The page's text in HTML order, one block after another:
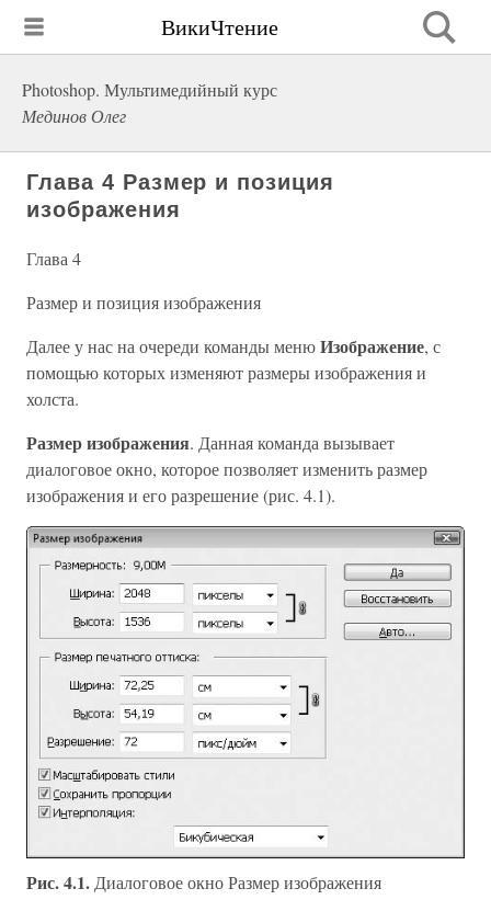
ВикиЧтение
Photoshop. Мультимедийный курс
Мединов Олег
Глава 4 Размер и позиция
изображения
Глава 4
Размер и позиция изображения
Далее у нас на очереди команды менюИзображение, с
помощью которых изменяют размеры изображения и
холста.
Размер изображения. Данная команда вызывает
диалоговое окно, которое позволяет изменить размер
изображения и его разрешение (рис. 4.1).
Рис. 4.1. Диалоговое окно Размер изображения